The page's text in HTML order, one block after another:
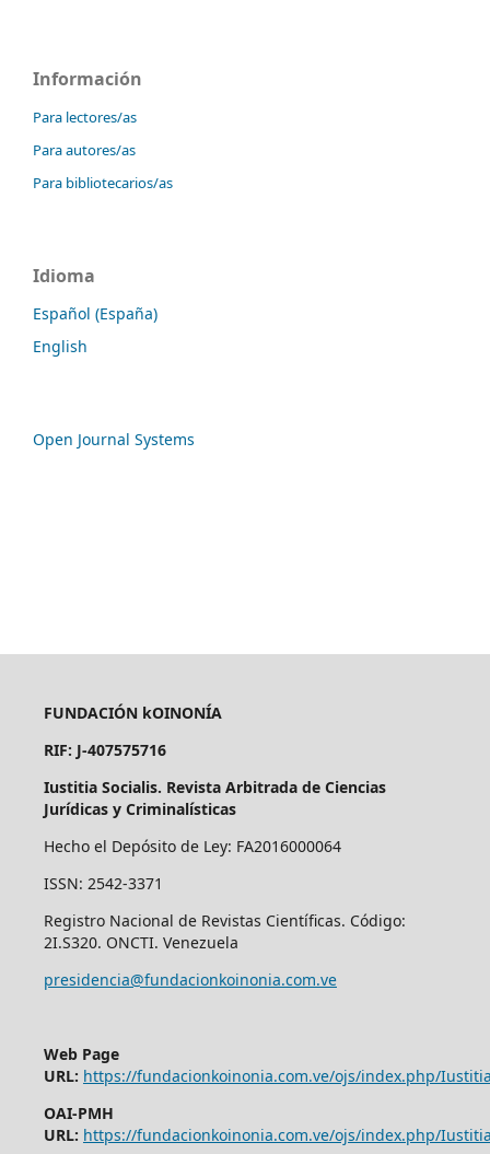
Información
Para lectores/as
Para autores/as
Para bibliotecarios/as
Idioma
Español (España)
English
Open Journal Systems
FUNDACIÓN kOINONÍA
RIF: J-407575716
Iustitia Socialis. Revista Arbitrada de Ciencias
Jurídicas y Criminalísticas
Hecho el Depósito de Ley: FA2016000064
ISSN: 2542-3371
Registro Nacional de Revistas Científicas. Código:
2I.S320. ONCTI. Venezuela
presidencia@fundacionkoinonia.com.ve
Web Page
URL: https://fundacionkoinonia.com.ve/ojs/index.php/
OAI-PMH
URL: https://fundacionkoinonia.com.ve/ojs/index.php/